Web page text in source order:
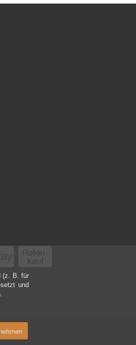
(z. B. für
und